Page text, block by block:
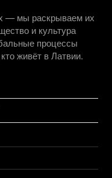
— мы раскрываем их
и культура
процессы
живёт в Латвии.